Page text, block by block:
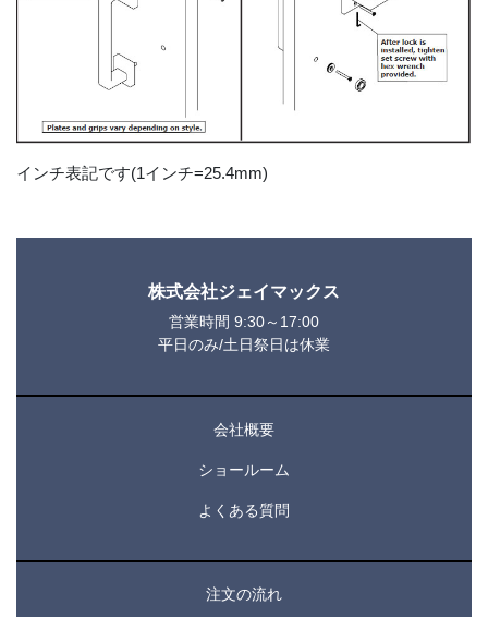
インチ表記です(1インチ=25.4mm)
株式会社ジェイマックス
営業時間 9:30～17:00
平日のみ/土日祭日は休業
会社概要
ショールーム
よくある質問
注文の流れ